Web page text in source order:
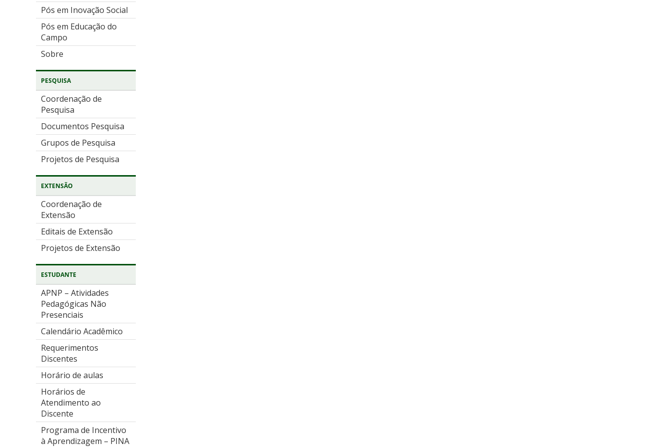
Pós em Inovação Social
Pós em Educação do
Campo
Sobre
PESQUISA
Coordenação de
Pesquisa
Documentos Pesquisa
Grupos de Pesquisa
Projetos de Pesquisa
EXTENSÃO
Coordenação de
Extensão
Editais de Extensão
Projetos de Extensão
ESTUDANTE
APNP – Atividades
Pedagógicas Não
Presenciais
Calendário Acadêmico
Requerimentos
Discentes
Horário de aulas
Horários de
Atendimento ao
Discente
Programa de Incentivo
à Aprendizagem – PINA